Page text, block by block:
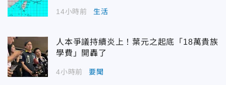
14小時前 生活
人本爭議持續炎上！葉元之起底「18萬貴族
學費」開轟了
4小時前 要聞